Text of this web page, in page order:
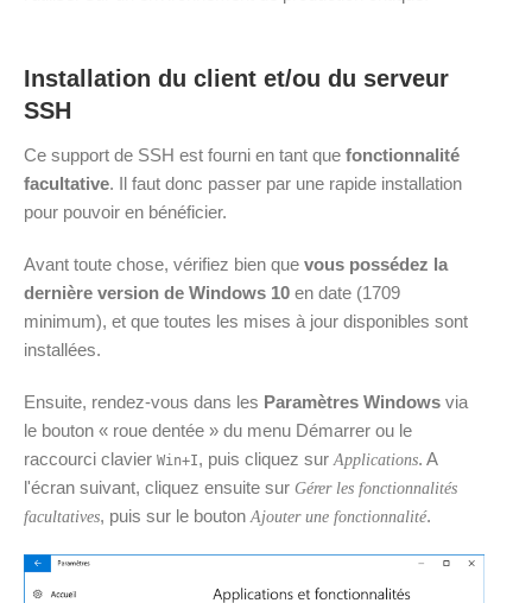
Installation du client et/ou du serveur
SSH
Ce support de SSH est fourni en tant que fonctionnalité
facultative. Il faut donc passer par une rapide installation
pour pouvoir en bénéficier.
Avant toute chose, vérifiez bien que vous possédez la
dernière version de Windows 10 en date (1709
minimum), et que toutes les mises à jour disponibles sont
installées.
Ensuite, rendez-vous dans les Paramètres Windows via
le bouton « roue dentée » du menu Démarrer ou le
raccourci clavier Win+I, puis cliquez sur Applications. A
l'écran suivant, cliquez ensuite sur Gérer les fonctionnalités
facultatives, puis sur le bouton Ajouter une fonctionnalité.